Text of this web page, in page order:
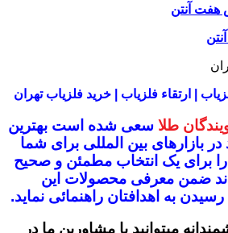
| ارتقاء فلزیاب | خرید فلزیاب تهران
طلا سعی شده است بهترین
بازار‌های بین المللی برای شما
را برای یک انتخاب مطمئن و صحیح
ضمن معرفی محصولات این
به اهدافتان راهنمائی نماید.
میتوانید با مشاورین ما در